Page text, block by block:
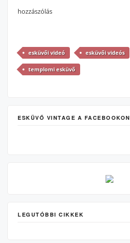
hozzászólás
esküvői videó esküvői videós
templomi esküvő
ESKÜVŐ VINTAGE A FACEBOOKON
LEGUTÓBBI CIKKEK